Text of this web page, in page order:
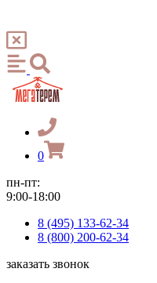
0
пн-пт:
9:00-18:00
8 (495) 133-62-34
8 (800) 200-62-34
заказать звонок